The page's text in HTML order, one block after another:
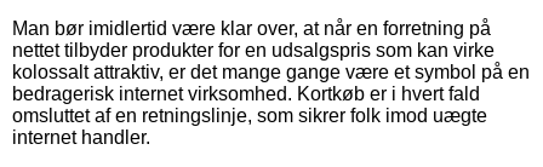
Man bør imidlertid være klar over, at når en forretning på
nettet tilbyder produkter for en udsalgspris som kan virke
kolossalt attraktiv, er det mange gange være et symbol på en
bedragerisk internet virksomhed. Kortkøb er i hvert fald
omsluttet af en retningslinje, som sikrer folk imod uægte
internet handler.